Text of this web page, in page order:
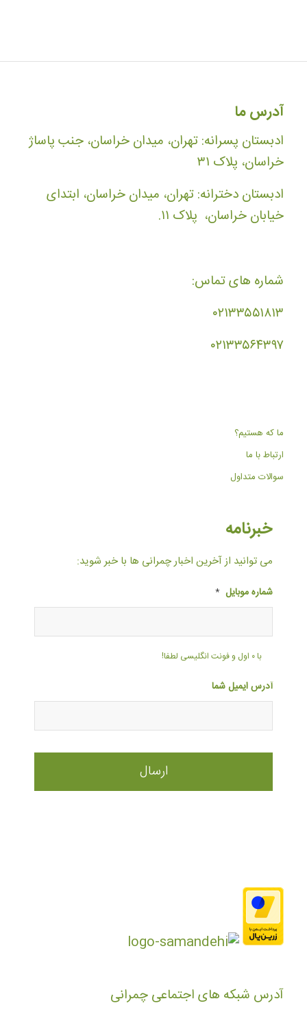
آدرس ما
ادبستان پسرانه: تهران، میدان خراسان، جنب پاساژ
خراسان، پلاک ۳۱
ادبستان دخترانه: تهران، میدان خراسان، ابتدای
خیابان خراسان، پلاک ۱۱.
شماره های تماس:
۰۲۱۳۳۵۵۱۸۱۳
۰۲۱۳۳۵۶۴۳۹۷
ما که هستیم؟
ارتباط با ما
سوالات متداول
خبرنامه
می توانید از آخرین اخبار چمرانی ها با خبر شوید:
شماره موبایل *
با ۰ اول و فونت انگلیسی لطفا!
آدرس ایمیل شما
آدرس شبکه های اجتماعی چمرانی